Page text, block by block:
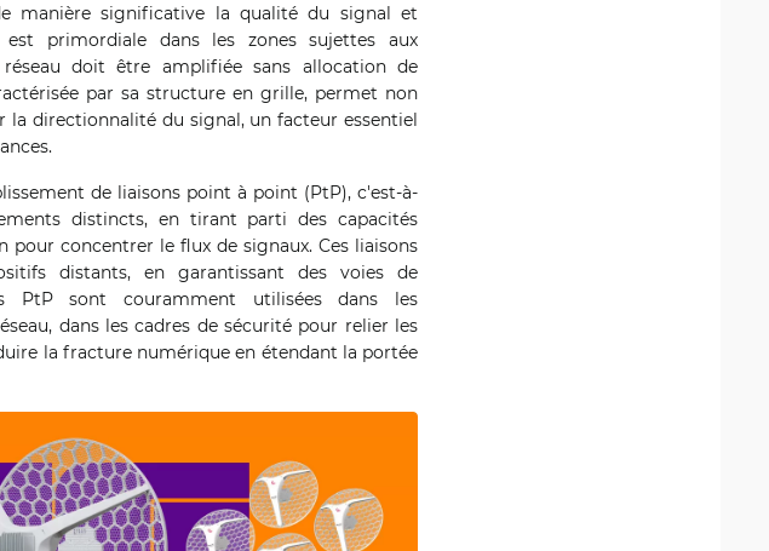
manière significative la qualité du signal et
primordiale dans les zones sujettes aux
doit être amplifiée sans allocation de
par sa structure en grille, permet non
directionnalité du signal, un facteur essentiel
de liaisons point à point (PtP), c'est-à-
distincts, en tirant parti des capacités
concentrer le flux de signaux. Ces liaisons
distants, en garantissant des voies de
PtP sont couramment utilisées dans les
dans les cadres de sécurité pour relier les
la fracture numérique en étendant la portée